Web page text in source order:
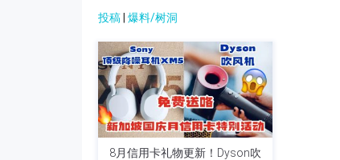
投稿| 爆料/树洞
8月信用卡礼物更新！Dyson吹